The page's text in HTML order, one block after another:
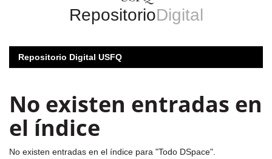
RepositorioDigital
Repositorio Digital USFQ
No existen entradas en
el índice
No existen entradas en el índice para "Todo DSpace".